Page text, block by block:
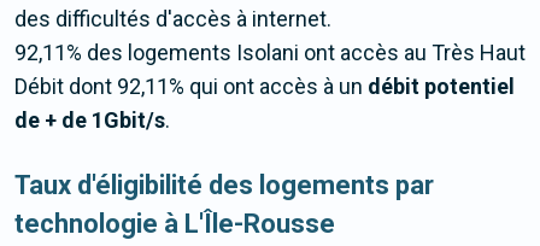
des difficultés d'accès à internet.
92,11% des logements Isolani ont accès au Très Haut
Débit dont 92,11% qui ont accès à un débit potentiel
de + de 1Gbit/s.
Taux d'éligibilité des logements par
technologie à L'Île-Rousse